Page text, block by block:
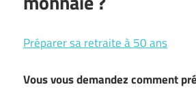
Préparer sa retraite à 50 ans
Vous vous demandez comment